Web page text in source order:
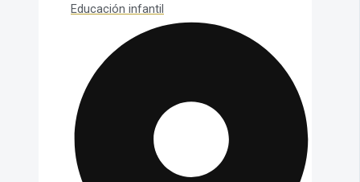
Educación infantil